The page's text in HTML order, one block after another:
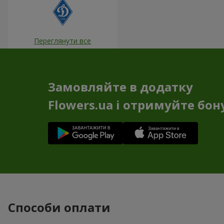
Переглянути все
Замовляйте в додатку
Flowers.ua і отримуйте
Способи оплати